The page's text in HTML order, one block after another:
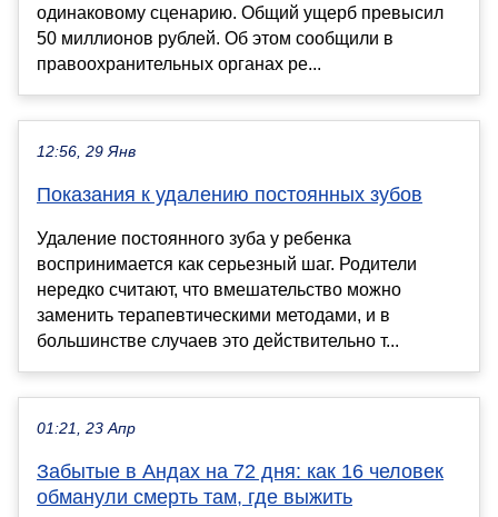
одинаковому сценарию. Общий ущерб превысил
50 миллионов рублей. Об этом сообщили в
правоохранительных органах ре...
12:56, 29 Янв
Показания к удалению постоянных зубов
Удаление постоянного зуба у ребенка
воспринимается как серьезный шаг. Родители
нередко считают, что вмешательство можно
заменить терапевтическими методами, и в
большинстве случаев это действительно т...
01:21, 23 Апр
Забытые в Андах на 72 дня: как 16 человек
обманули смерть там, где выжить